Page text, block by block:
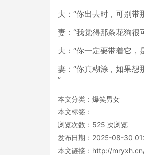
夫：“你出去时，可别带
妻：“我觉得那条花狗很
夫：“你一定要带着它
妻：“你真糊涂，如果想
”
本文分类： 爆笑男女
本文标签：
浏览次数： 525 次浏览
发布日期：2025-08-30
本文链接： http://